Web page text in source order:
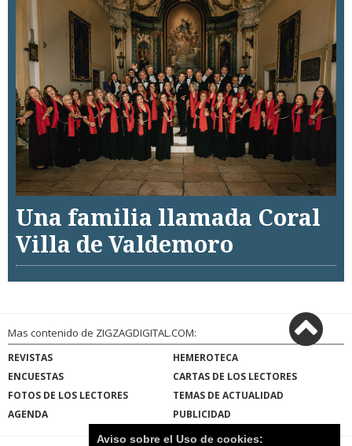
Una familia llamada Coral
Villa de Valdemoro
Mas contenido de ZIGZAGDIGITAL.COM:
REVISTAS
HEMEROTECA
ENCUESTAS
CARTAS DE LOS LECTORES
FOTOS DE LOS LECTORES
TEMAS DE ACTUALIDAD
AGENDA
PUBLICIDAD
Aviso sobre el Uso de cookies: